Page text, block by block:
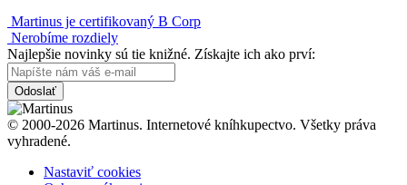
Martinus je certifikovaný B Corp
Nerobíme rozdiely
Najlepšie novinky sú tie knižné. Získajte ich ako prví:
Odoslať
© 2000-2026 Martinus. Internetové kníhkupectvo. Všetky práva
vyhradené.
Nastaviť cookies